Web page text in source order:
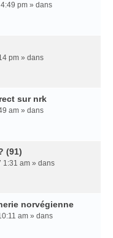
pm » dans
pm » dans
sur nrk
am » dans
(91)
1:31 am » dans
norvégienne
am » dans